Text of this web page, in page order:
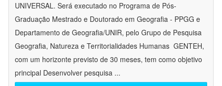
UNIVERSAL. Será executado no Programa de Pós-
Graduação Mestrado e Doutorado em Geografia - PPGG e
Departamento de Geografia/UNIR, pelo Grupo de Pesquisa
Geografia, Natureza e Territorialidades Humanas  GENTEH,
com um horizonte previsto de 30 meses, tem como objetivo
principal Desenvolver pesquisa ...